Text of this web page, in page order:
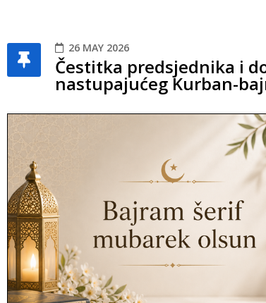
26 MAY 2026
Čestitka predsjednika i
nastupajućeg Kurban-